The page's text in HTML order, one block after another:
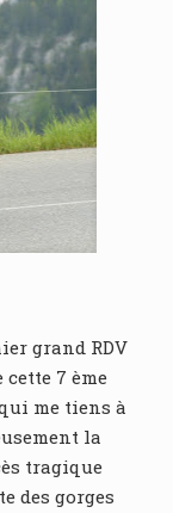
grand RDV
7 ème
me tiens à
la
tragique
des gorges